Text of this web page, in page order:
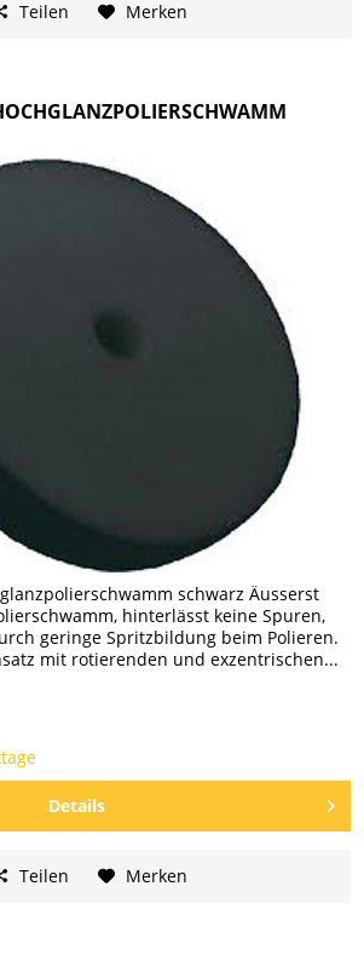
Teilen Merken
schwarz Äusserst
hinterlässt keine Spuren,
geringe Spritzbildung beim Polieren.
mit rotierenden und exzentrischen...
Details
Teilen Merken